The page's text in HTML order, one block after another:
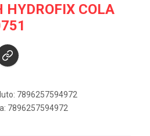
HYDROFIX COLA
7896257594972
7896257594972